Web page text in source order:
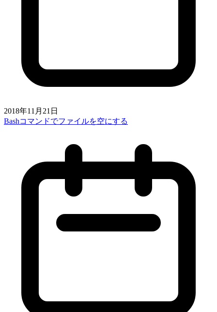
2018年11月21日
Bashコマンドでファイルを空にする